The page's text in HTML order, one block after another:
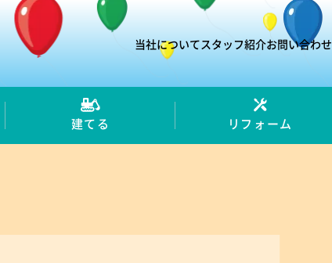
当社についてスタッフ紹介お問い合わせ
建てる リフォーム